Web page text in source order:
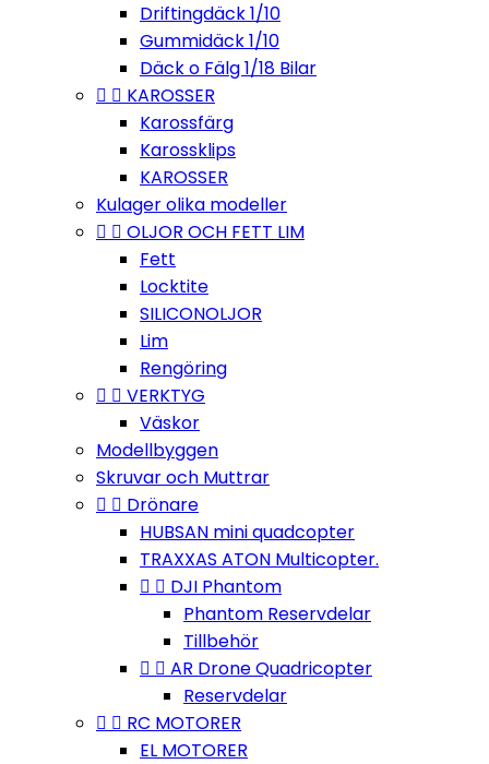
Driftingdäck 1/10
Gummidäck 1/10
Däck o Fälg 1/18 Bilar
  KAROSSER
Karossfärg
Karossklips
KAROSSER
Kulager olika modeller
  OLJOR OCH FETT LIM
Fett
Locktite
SILICONOLJOR
Lim
Rengöring
  VERKTYG
Väskor
Modellbyggen
Skruvar och Muttrar
  Drönare
HUBSAN mini quadcopter
TRAXXAS ATON Multicopter.
  DJI Phantom
Phantom Reservdelar
Tillbehör
  AR Drone Quadricopter
Reservdelar
  RC MOTORER
EL MOTORER